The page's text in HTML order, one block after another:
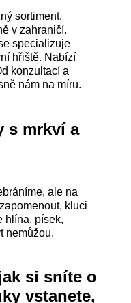
sortiment.
v zahraničí.
specializuje
hřiště. Nabízí
konzultací a
nám na míru.
s mrkví a
ale na
kluci
hlína, písek,
nemůžou.
si sníte o
vstanete,